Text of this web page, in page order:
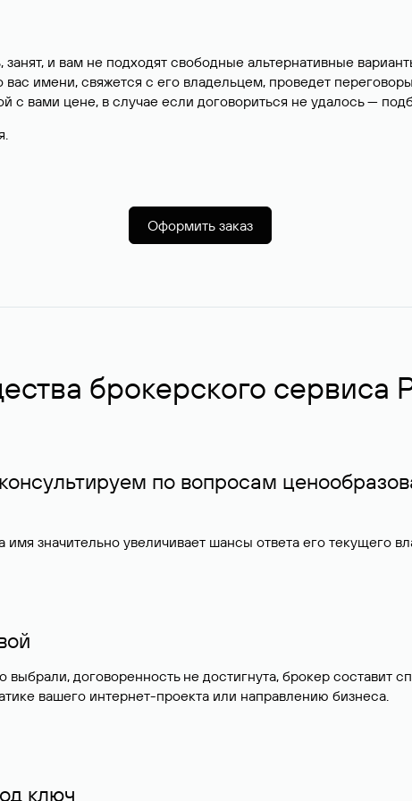
и вам не подходят свободные альтернативные
имени, свяжется с его владельцем, проведет
с вами цене, в случае если договориться не удалось —
Оформить заказ
брокерского сервиса
по вопросам
значительно увеличивает шансы ответа его текущего
выбрали, договоренность не достигнута, брокер
вашего интернет-проекта или направлению бизнеса.
ключ